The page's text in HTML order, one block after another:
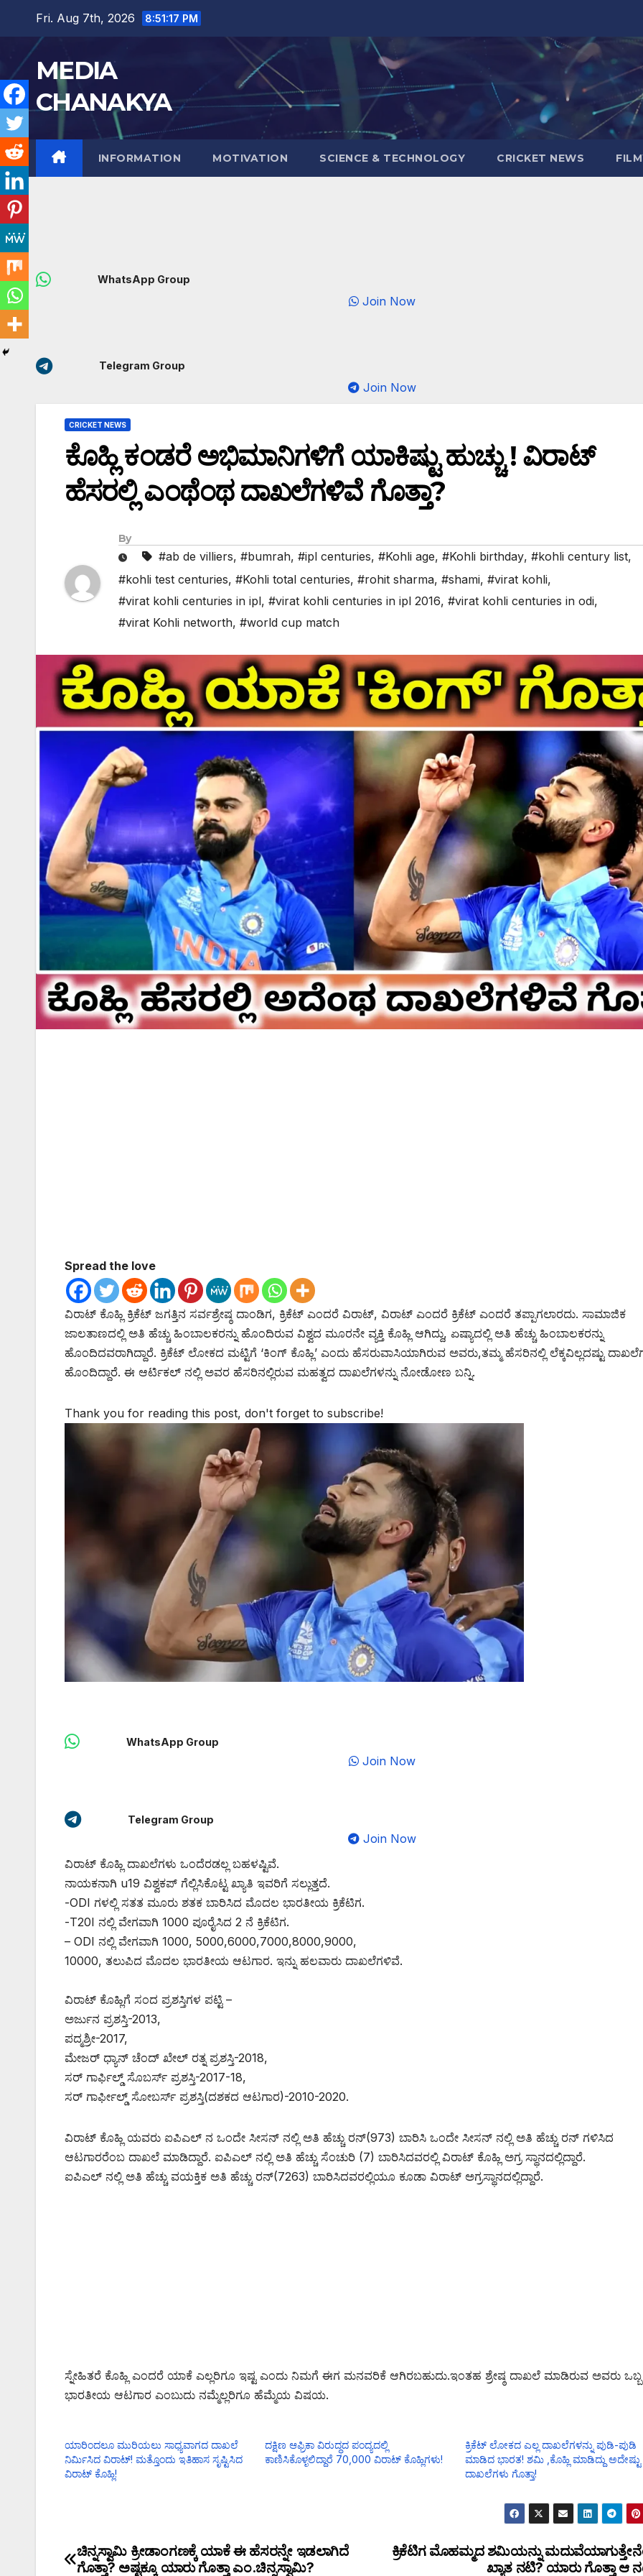
Fri. Aug 7th, 2026 8:51:18 PM
MEDIA
CHANAKYA
INFORMATION MOTIVATION SCIENCE & TECHNOLOGY CRICKET NEWS
WhatsApp Group
Join Now
Telegram Group
Join Now
CRICKET NEWS
ಕೊಹ್ಲಿ ಕಂಡರೆ ಅಭಿಮಾನಿಗಳಿಗೆ ಯಾಕಿಷ್ಟು ಹುಚ್ಚು ! ವಿರಾಟ್
ಹೆಸರಲ್ಲಿ ಎಂಥೆಂಥ ದಾಖಲೆಗಳಿವೆ ಗೊತ್ತಾ?
By
#ab de villiers, #bumrah, #ipl centuries, #Kohli age, #Kohli birthday, #kohli century list,
#kohli test centuries, #Kohli total centuries, #rohit sharma, #shami, #virat kohli,
#virat kohli centuries in ipl, #virat kohli centuries in ipl 2016, #virat kohli centuries in odi,
#virat Kohli networth, #world cup match
Spread the love
ವಿರಾಟ್ ಕೊಹ್ಲಿ ಕ್ರಿಕೆಟ್ ಜಗತ್ತಿನ ಸರ್ವಶ್ರೇಷ್ಠ ದಾಂಡಿಗ, ಕ್ರಿಕೆಟ್ ಎಂದರೆ ವಿರಾಟ್, ವಿರಾಟ್ ಎಂದರೆ ಕ್ರಿಕೆಟ್ ಎಂದರೆ ತಪ್ಪಾಗಲಾರದು. ಸಾಮಾಜಿಕ
ಜಾಲತಾಣದಲ್ಲಿ ಅತಿ ಹೆಚ್ಚು ಹಿಂಬಾಲಕರನ್ನು ಹೊಂದಿರುವ ವಿಶ್ವದ ಮೂರನೇ ವ್ಯಕ್ತಿ ಕೊಹ್ಲಿ ಆಗಿದ್ದು, ಏಷ್ಯಾದಲ್ಲಿ ಅತಿ ಹೆಚ್ಚು ಹಿಂಬಾಲಕರನ್ನು
ಹೊಂದಿದವರಾಗಿದ್ದಾರೆ. ಕ್ರಿಕೆಟ್ ಲೋಕದ ಮಟ್ಟಿಗೆ ‘ಕಿಂಗ್ ಕೊಹ್ಲಿ’ ಎಂದು ಹೆಸರುವಾಸಿಯಾಗಿರುವ ಅವರು,ತಮ್ಮ ಹೆಸರಿನಲ್ಲಿ ಲೆಕ್ಕವಿಲ್ಲದಷ್ಟು
ಹೊಂದಿದ್ದಾರೆ. ಈ ಆರ್ಟಿಕಲ್ ನಲ್ಲಿ ಅವರ ಹೆಸರಿನಲ್ಲಿರುವ ಮಹತ್ವದ ದಾಖಲೆಗಳನ್ನು ನೋಡೋಣ ಬನ್ನಿ.
Thank you for reading this post, don't forget to subscribe!
WhatsApp Group
Join Now
Telegram Group
Join Now
ವಿರಾಟ್ ಕೊಹ್ಲಿ ದಾಖಲೆಗಳು ಒಂದೆರಡಲ್ಲ ಬಹಳಷ್ಟಿವೆ.
ನಾಯಕನಾಗಿ u19 ವಿಶ್ವಕಪ್ ಗೆಲ್ಲಿಸಿಕೊಟ್ಟ ಖ್ಯಾತಿ ಇವರಿಗೆ ಸಲ್ಲುತ್ತದೆ.
-ODI ಗಳಲ್ಲಿ ಸತತ ಮೂರು ಶತಕ ಬಾರಿಸಿದ ಮೊದಲ ಭಾರತೀಯ ಕ್ರಿಕೆಟಿಗ.
-T20I ನಲ್ಲಿ ವೇಗವಾಗಿ 1000 ಪೂರೈಸಿದ 2 ನೆ ಕ್ರಿಕೆಟಿಗ.
– ODI ನಲ್ಲಿ ವೇಗವಾಗಿ 1000, 5000,6000,7000,8000,9000,
10000, ತಲುಪಿದ ಮೊದಲ ಭಾರತೀಯ ಆಟಗಾರ. ಇನ್ನು ಹಲವಾರು ದಾಖಲೆಗಳಿವೆ.
ವಿರಾಟ್ ಕೊಹ್ಲಿಗೆ ಸಂದ ಪ್ರಶಸ್ತಿಗಳ ಪಟ್ಟಿ –
ಅರ್ಜುನ ಪ್ರಶಸ್ತಿ-2013,
ಪದ್ಮಶ್ರೀ-2017,
ಮೇಜರ್ ಧ್ಯಾನ್ ಚೆಂದ್ ಖೇಲ್ ರತ್ನ ಪ್ರಶಸ್ತಿ-2018,
ಸರ್ ಗಾರ್ಫಿಲ್ಡ್ ಸೊಬರ್ಸ್ ಪ್ರಶಸ್ತಿ-2017-18,
ಸರ್ ಗಾರ್ಫೀಲ್ಡ್ ಸೋಬರ್ಸ್ ಪ್ರಶಸ್ತಿ(ದಶಕದ ಆಟಗಾರ)-2010-2020.
ವಿರಾಟ್ ಕೊಹ್ಲಿ ಯವರು ಐಪಿಎಲ್ ನ ಒಂದೇ ಸೀಸನ್ ನಲ್ಲಿ ಅತಿ ಹೆಚ್ಚು ರನ್(973) ಬಾರಿಸಿ ಒಂದೇ ಸೀಸನ್ ನಲ್ಲಿ ಅತಿ ಹೆಚ್ಚು ರನ್ ಗಳಿಸಿದ
ಆಟಗಾರರೆಂಬ ದಾಖಲೆ ಮಾಡಿದ್ದಾರೆ. ಐಪಿಎಲ್ ನಲ್ಲಿ ಅತಿ ಹೆಚ್ಚು ಸೆಂಚುರಿ (7) ಬಾರಿಸಿದವರಲ್ಲಿ ವಿರಾಟ್ ಕೊಹ್ಲಿ ಅಗ್ರ ಸ್ಥಾನದಲ್ಲಿದ್ದಾರೆ.
ಐಪಿಎಲ್ ನಲ್ಲಿ ಅತಿ ಹೆಚ್ಚು ವಯಕ್ತಿಕ ಅತಿ ಹೆಚ್ಚು ರನ್(7263) ಬಾರಿಸಿದವರಲ್ಲಿಯೂ ಕೂಡಾ ವಿರಾಟ್ ಅಗ್ರಸ್ಥಾನದಲ್ಲಿದ್ದಾರೆ.
ಸ್ನೇಹಿತರೆ ಕೊಹ್ಲಿ ಎಂದರೆ ಯಾಕೆ ಎಲ್ಲರಿಗೂ ಇಷ್ಟ ಎಂದು ನಿಮಗೆ ಈಗ ಮನವರಿಕೆ ಆಗಿರಬಹುದು.ಇಂತಹ ಶ್ರೇಷ್ಠ ದಾಖಲೆ ಮಾಡಿರುವ ಅವರು ಒಬ್ಬ
ಭಾರತೀಯ ಆಟಗಾರ ಎಂಬುದು ನಮ್ಮೆಲ್ಲರಿಗೂ ಹೆಮ್ಮೆಯ ವಿಷಯ.
ಯಾರಿಂದಲೂ ಮುರಿಯಲು ಸಾಧ್ಯವಾಗದ ದಾಖಲೆ
ನಿರ್ಮಿಸಿದ ವಿರಾಟ್! ಮತ್ತೊಂದು ಇತಿಹಾಸ ಸೃಷ್ಟಿಸಿದ
ವಿರಾಟ್ ಕೊಹ್ಲಿ!
ದಕ್ಷಿಣ ಆಫ್ರಿಕಾ ವಿರುದ್ಧದ ಪಂದ್ಯದಲ್ಲಿ
ಕಾಣಿಸಿಕೊಳ್ಳಲಿದ್ದಾರೆ 70,000 ವಿರಾಟ್ ಕೊಹ್ಲಿಗಳು!
ಕ್ರಿಕೆಟ್ ಲೋಕದ ಎಲ್ಲ ದಾಖಲೆಗಳನ್ನು ಪುಡಿ-ಪುಡಿ
ಮಾಡಿದ ಭಾರತ! ಶಮಿ ,ಕೊಹ್ಲಿ ಮಾಡಿದ್ದು ಅದೇಷ್ಟು
ದಾಖಲೆಗಳು ಗೊತ್ತಾ!
ಕ್ರಿಕೆಟಿಗ ಮೊಹಮ್ಮದ ಶಮಿಯನ್ನು
ಖ್ಯಾತ ನಟಿ? ಯಾರು ಗೊತ್ತಾ ಆ
ಚಿನ್ನಸ್ವಾಮಿ ಕ್ರೀಡಾಂಗಣಕ್ಕೆ ಯಾಕೆ ಈ ಹೆಸರನ್ನೇ ಇಡಲಾಗಿದೆ
ಗೊತ್ತಾ? ಅಷ್ಟಕ್ಕೂ ಯಾರು ಗೊತ್ತಾ ಎಂ.ಚಿನ್ನಸ್ವಾಮಿ?